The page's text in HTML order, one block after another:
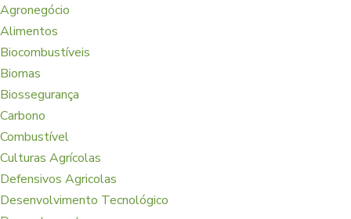
Agronegócio
Alimentos
Biocombustíveis
Biomas
Biossegurança
Carbono
Combustível
Culturas Agrícolas
Defensivos Agricolas
Desenvolvimento Tecnológico